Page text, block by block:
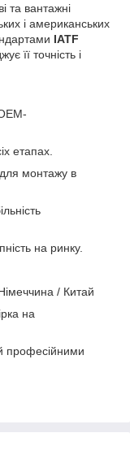
та вантажні
і американських
IATF
її точність і
етапах.
монтажу в
на ринку.
/ Китай
на
професійними